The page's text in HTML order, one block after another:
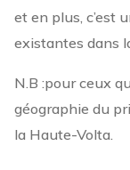
et en plus, c’est
existantes dans
N.B :pour ceux
géographie du
la Haute-Volta.